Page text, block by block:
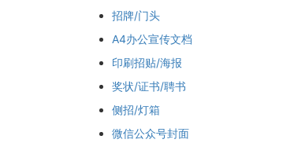
招牌/门头
A4办公宣传文档
印刷招贴/海报
奖状/证书/聘书
侧招/灯箱
微信公众号封面